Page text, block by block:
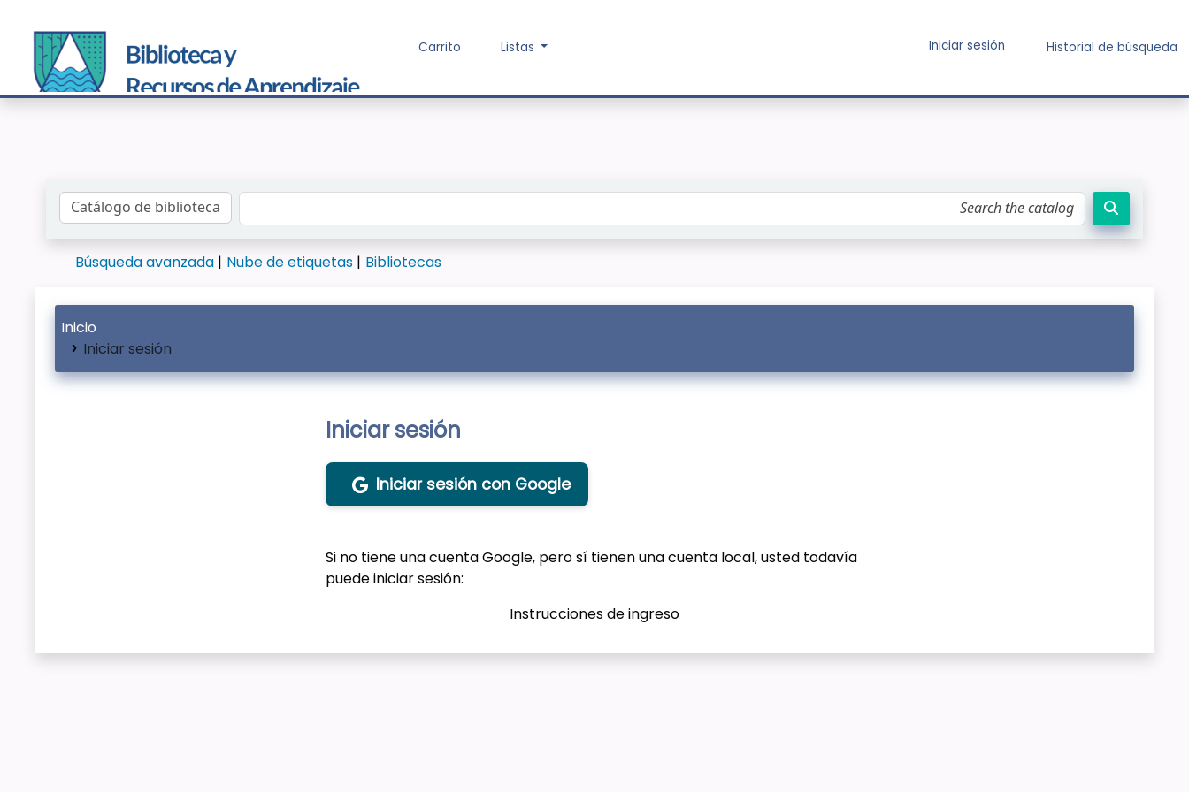
Carrito Listas Iniciar sesión Historial de búsqueda
Buscar en el catálogo por:
Búsqueda avanzada Nube de etiquetas Bibliotecas
Inicio
Iniciar sesión
Iniciar sesión
Iniciar sesión con Google
Si no tiene una cuenta Google, pero sí tienen una cuenta local, usted todavía
puede iniciar sesión:
Instrucciones de ingreso